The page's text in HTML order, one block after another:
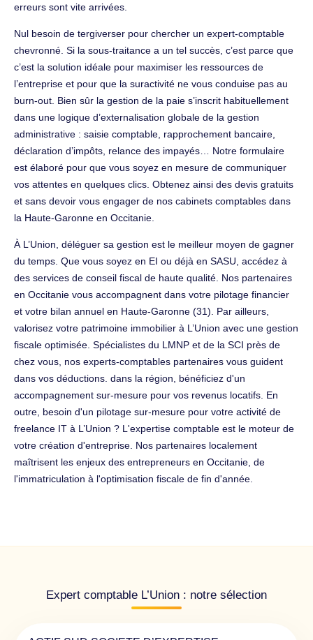
erreurs sont vite arrivées.
Nul besoin de tergiverser pour chercher un expert-comptable
chevronné. Si la sous-traitance a un tel succès, c’est parce que
c’est la solution idéale pour maximiser les ressources de
l’entreprise et pour que la suractivité ne vous conduise pas au
burn-out. Bien sûr la gestion de la paie s’inscrit habituellement
dans une logique d’externalisation globale de la gestion
administrative : saisie comptable, rapprochement bancaire,
déclaration d’impôts, relance des impayés… Notre formulaire
est élaboré pour que vous soyez en mesure de communiquer
vos attentes en quelques clics. Obtenez ainsi des devis gratuits
et sans devoir vous engager de nos cabinets comptables dans
la Haute-Garonne en Occitanie.
À L’Union, déléguer sa gestion est le meilleur moyen de gagner
du temps. Que vous soyez en EI ou déjà en SASU, accédez à
des services de conseil fiscal de haute qualité. Nos partenaires
en Occitanie vous accompagnent dans votre pilotage financier
et votre bilan annuel en Haute-Garonne (31). Par ailleurs,
valorisez votre patrimoine immobilier à L’Union avec une gestion
fiscale optimisée. Spécialistes du LMNP et de la SCI près de
chez vous, nos experts-comptables partenaires vous guident
dans vos déductions. dans la région, bénéficiez d'un
accompagnement sur-mesure pour vos revenus locatifs. En
outre, besoin d'un pilotage sur-mesure pour votre activité de
freelance IT à L’Union ? L'expertise comptable est le moteur de
votre création d'entreprise. Nos partenaires localement
maîtrisent les enjeux des entrepreneurs en Occitanie, de
l'immatriculation à l'optimisation fiscale de fin d'année.
Expert comptable L’Union : notre sélection